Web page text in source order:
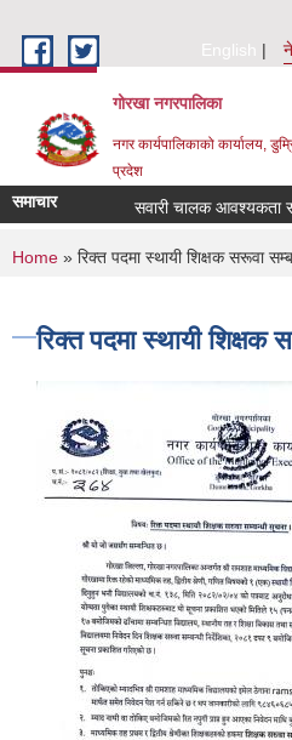
English
गोरखा नगरपालिका
नगर कार्यपालिकाको कार्यालय,
प्रदेश
समाचार सवारी चालक आवश्यकता
You are here
Home » रिक्त पदमा स्थायी शिक्षक सरूवा
रिक्त पदमा स्थायी शिक्षक